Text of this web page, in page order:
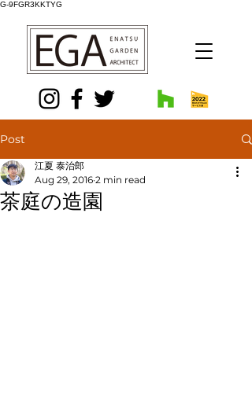
G-9FGR3KKTYG
Post
茶庭の造園
江夏 泰治郎
Aug 29, 2016 2 min read